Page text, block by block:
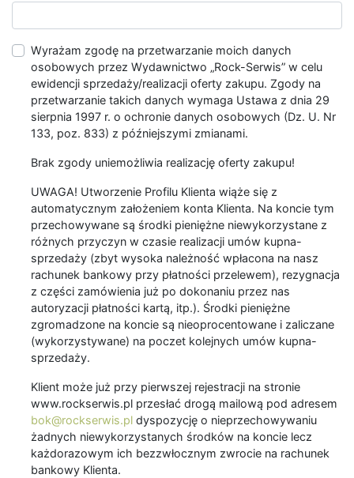
Wyrażam zgodę na przetwarzanie moich danych
osobowych przez Wydawnictwo „Rock-Serwis” w celu
ewidencji sprzedaży/realizacji oferty zakupu. Zgody na
przetwarzanie takich danych wymaga Ustawa z dnia 29
sierpnia 1997 r. o ochronie danych osobowych (Dz. U. Nr
133, poz. 833) z późniejszymi zmianami.
Brak zgody uniemożliwia realizację oferty zakupu!
UWAGA! Utworzenie Profilu Klienta wiąże się z
automatycznym założeniem konta Klienta. Na koncie tym
przechowywane są środki pieniężne niewykorzystane z
różnych przyczyn w czasie realizacji umów kupna-
sprzedaży (zbyt wysoka należność wpłacona na nasz
rachunek bankowy przy płatności przelewem), rezygnacja
z części zamówienia już po dokonaniu przez nas
autoryzacji płatności kartą, itp.). Środki pieniężne
zgromadzone na koncie są nieoprocentowane i zaliczane
(wykorzystywane) na poczet kolejnych umów kupna-
sprzedaży.
Klient może już przy pierwszej rejestracji na stronie
www.rockserwis.pl przesłać drogą mailową pod adresem
bok@rockserwis.pl dyspozycję o nieprzechowywaniu
żadnych niewykorzystanych środków na koncie lecz
każdorazowym ich bezzwłocznym zwrocie na rachunek
bankowy Klienta.